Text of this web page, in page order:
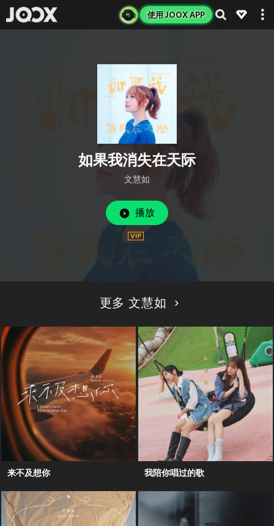
使用 JOOX APP
如果我消失在天际
文慧如
播放
更多 文慧如
来不及想你 我陪你唱过的歌